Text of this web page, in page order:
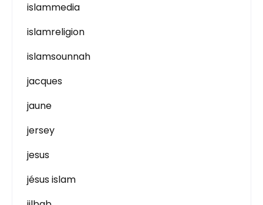
islammedia
islamreligion
islamsounnah
jacques
jaune
jersey
jesus
jésus islam